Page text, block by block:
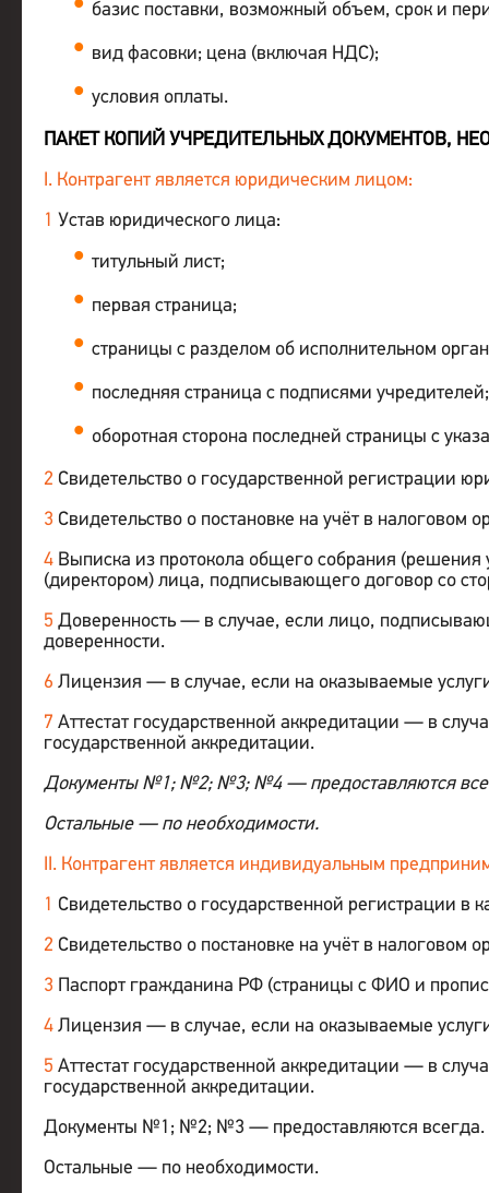
базис поставки, возможный объем, срок и
вид фасовки; цена (включая НДС);
условия оплаты.
ПАКЕТ КОПИЙ УЧРЕДИТЕЛЬНЫХ ДОКУМЕНТОВ,
I. Контрагент является юридическим лицом:
1 Устав юридического лица:
титульный лист;
первая страница;
страницы с разделом об исполнительном
последняя страница с подписями учредителей;
оборотная сторона последней страницы с
2 Свидетельство о государственной регистрации
3 Свидетельство о постановке на учёт в налоговом
4 Выписка из протокола общего собрания
(директором) лица, подписывающего договор со
5 Доверенность — в случае, если лицо,
доверенности.
6 Лицензия — в случае, если на оказываемые
7Аттестат государственной аккредитации — в
государственной аккредитации.
Документы №1; №2; №3; №4 — предоставляются
Остальные — по необходимости.
II. Контрагент является индивидуальным
1 Свидетельство о государственной регистрации в
2 Свидетельство о постановке на учёт в налоговом
3 Паспорт гражданина РФ (страницы с ФИО и
4Лицензия — в случае, если на оказываемые
5 Аттестат государственной аккредитации — в
государственной аккредитации.
Документы №1; №2; №3 — предоставляются всегда.
Остальные — по необходимости.